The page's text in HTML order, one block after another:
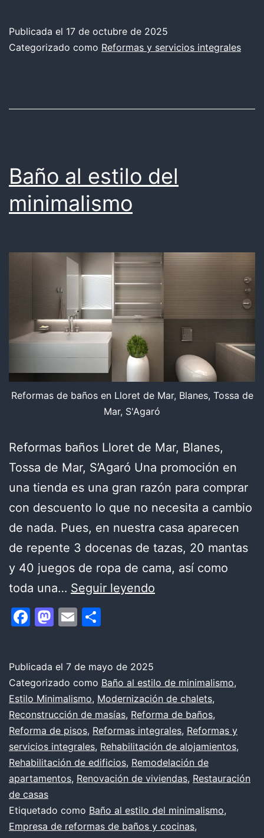
Cuadros
Eléctricos:
TOSSA
Publicada el 17 de octubre de 2025
Categorizado como Reformas y servicios integrales
Baño al estilo del
minimalismo
Reformas de baños en Lloret de Mar, Blanes, Tossa de
Mar, S'Agaró
Reformas baños Lloret de Mar, Blanes,
Tossa de Mar, S’Agaró Una promoción en
una tienda es una gran razón para comprar
con descuento lo que no necesita a cambio
de nada. Pues, en nuestra casa aparecen
de repente 3 docenas de tazas, 20 mantas
y 40 juegos de ropa de cama, así como
toda una… Seguir leyendo
Facebook
Mastodon
Email
Publicada el 7 de mayo de 2025
Categorizado como Baño al estilo de minimalismo,
Estilo Minimalismo, Modernización de chalets,
Reconstrucción de masías, Reforma de baños,
Reforma de pisos, Reformas integrales, Reformas y
servicios integrales, Rehabilitación de alojamientos,
Rehabilitación de edificios, Remodelación de
apartamentos, Renovación de viviendas, Restauración
de casas
Etiquetado como Baño al estilo del minimalismo,
Empresa de reformas de baños y cocinas,